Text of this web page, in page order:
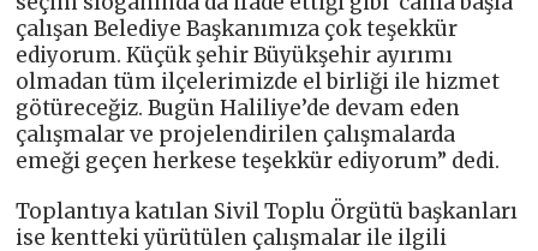
çalışan Belediye Başkanımıza çok teşekkür
ediyorum. Küçük şehir Büyükşehir ayırımı
olmadan tüm ilçelerimizde el birliği ile hizmet
götüreceğiz. Bugün Haliliye’de devam eden
çalışmalar ve projelendirilen çalışmalarda
emeği geçen herkese teşekkür ediyorum” dedi.
Toplantıya katılan Sivil Toplu Örgütü başkanları
ise kentteki yürütülen çalışmalar ile ilgili